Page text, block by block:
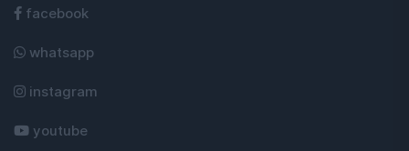
facebook
whatsapp
instagram
youtube